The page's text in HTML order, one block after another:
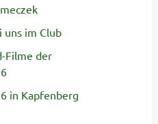
uns im Club
Filme der
in Kapfenberg